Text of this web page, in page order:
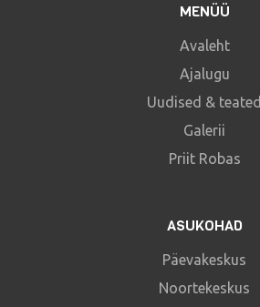
MENÜÜ
Avaleht
Ajalugu
Uudised & teated
Galerii
Priit Robas
ASUKOHAD
Päevakeskus
Noortekeskus